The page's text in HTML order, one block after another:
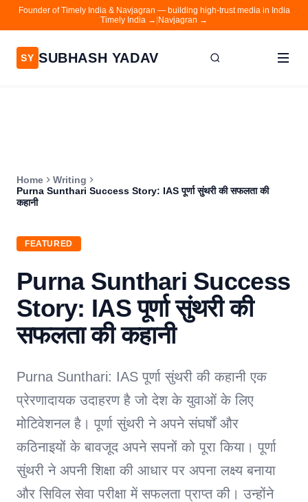
Founder of Timely India & Navjagran — building high-trust media in India
Timely India → Navjagran →
SY SUBHASH YADAV
Contact
Navjagran
Home
Writing
Purna Sunthari Success Story: IAS पूर्णा सुंथरी की सफलता की
कहानी
FEATURED
Purna Sunthari Success
Story: IAS पूर्णा सुंथरी की
सफलता की कहानी
Purna Sunthari: IAS पूर्णा सुंथरी की कहानी एक
प्रेरणादायक उदाहरण है जो देश के युवाओं के लिए
मोटिवेशनल है। पूर्णा सुंथरी ने अपने संघर्षों और
कठिनाइयों के बावजूद अपने सपनों को पूरा किया। पूर्णा
सुंथरी ने अपनी शिक्षा की आधार पर अपना लक्ष्य बनाया
और सिविल सेवा परीक्षा में सफलता प्राप्त की। उन्होंने